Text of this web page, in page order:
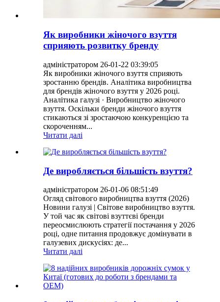
Як виробники жіночого взуття
сприяють розвитку бренду
адміністратором 26-01-22 03:39:05
Як виробники жіночого взуття сприяють
зростанню брендів. Аналітика виробництва
для брендів жіночого взуття у 2026 році.
Аналітика галузі · Виробництво жіночого
взуття. Оскільки бренди жіночого взуття
стикаються зі зростаючою конкуренцією та
скороченням...
Читати далі
Де виробляється більшість взуття?
адміністратором 26-01-06 08:51:49
Огляд світового виробництва взуття (2026)
Новини галузі | Світове виробництво взуття.
У той час як світові взуттєві бренди
переосмислюють стратегії постачання у 2026
році, одне питання продовжує домінувати в
галузевих дискусіях: де...
Читати далі